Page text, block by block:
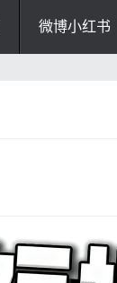
微博小红书